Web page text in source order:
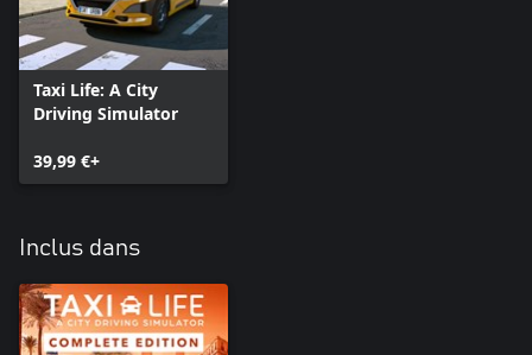
Taxi Life: A City
Driving Simulator
39,99 €+
Inclus dans